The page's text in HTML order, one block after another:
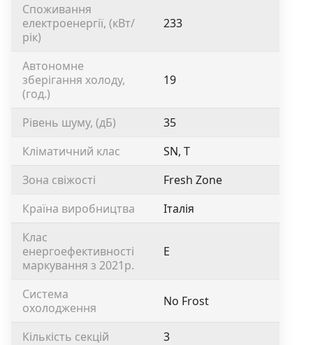
Споживання
електроенергії, (кВт/
рік)
233
Автономне
зберігання холоду,
(год.)
19
Рівень шуму, (дБ)
35
Кліматичний клас
SN, T
Зона свіжості
Fresh Zone
Країна виробництва
Італія
Клас
енергоефективності
маркування з 2021р.
Е
Система
охолодження
No Frost
Кількість секцій
3